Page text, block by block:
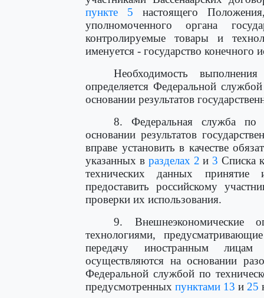
пункте 5 настоящего
уполномоченного органа
контролируемые товары и
именуется - государство конечного
Необходимость
определяется Федеральной
основании результатов
8. Федеральная служба по
основании результатов
вправе установить в качестве
указанных в разделах 2 и 3 Списка
технических данных принятие
предоставить российскому
проверки их использования.
9. Внешнеэкономические
технологиями,
передачу иностранным
осуществляются на основании
Федеральной службой по
предусмотренных пунктами 13 и 25